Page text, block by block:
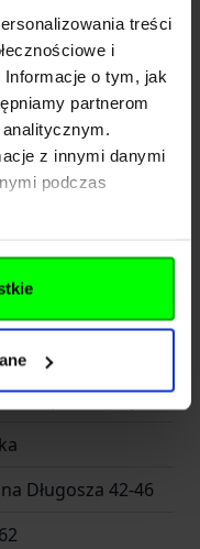
treści
i
o tym, jak
partnerom
z innymi danymi
podczas
19-034289
GEAR
Sp. Z o.o. Sp.k.
Długosza 42-46